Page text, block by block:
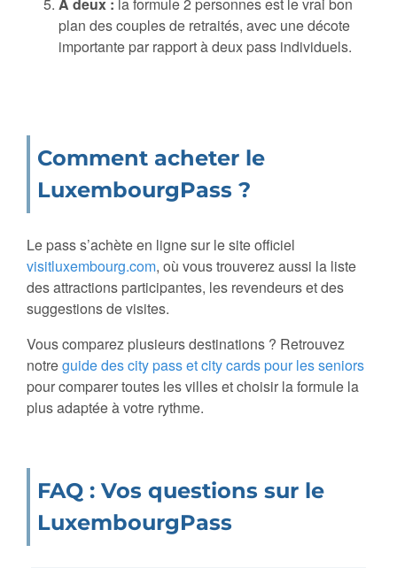
À deux : la formule 2 personnes est le vrai bon
plan des couples de retraités, avec une décote
importante par rapport à deux pass individuels.
Comment acheter le
LuxembourgPass ?
Le pass s’achète en ligne sur le site officiel
visitluxembourg.com, où vous trouverez aussi la liste
des attractions participantes, les revendeurs et des
suggestions de visites.
Vous comparez plusieurs destinations ? Retrouvez
notreguide des city pass et city cards pour les seniors
pour comparer toutes les villes et choisir la formule la
plus adaptée à votre rythme.
FAQ : Vos questions sur le
LuxembourgPass